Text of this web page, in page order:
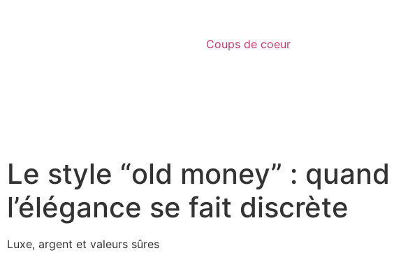
Coups de coeur
Le style “old money” : quand
l’élégance se fait discrète
Luxe, argent et valeurs sûres